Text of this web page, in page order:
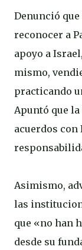
Denunció
reconocer a
apoyo a
mismo,
practicando
Apuntó que
acuerdos con
Asimismo,
las
que «no han
desde su